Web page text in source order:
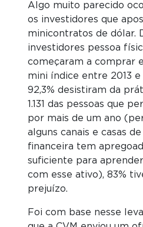
Algo muito parecido
os investidores que
minicontratos de dólar.
investidores pessoa
começaram a comprar
mini índice entre 2013 e
92,3% desistiram da
1.131 das pessoas que
por mais de um ano
alguns canais e casas
financeira tem
suficiente para
com esse ativo), 83%
prejuízo.
Foi com base nesse